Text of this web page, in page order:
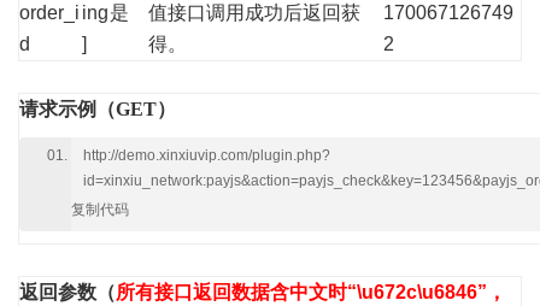
order_i
d
ing
]
是
值接口调用成功后返回获
得。
170067126749
2
请求示例（GET）
http://demo.xinxiuvip.com/plugin.php?
复制代码
返回参数 （所有接口返回数据含中文时“\u672c\u6846”，